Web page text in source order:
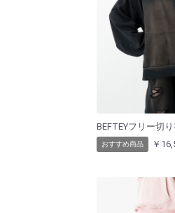
おすすめ商品 ￥